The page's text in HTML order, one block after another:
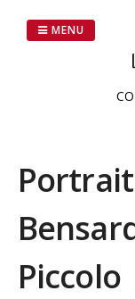
MENU
Piccolo